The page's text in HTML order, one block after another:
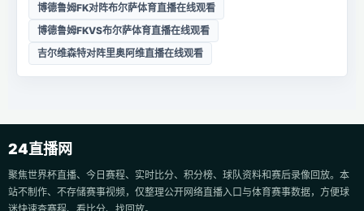
博德鲁姆FK对阵布尔萨体育直播在线观看
博德鲁姆FKVS布尔萨体育直播在线观看
吉尔维森特对阵里奥阿维直播在线观看
24直播网
聚焦世界杯直播、今日赛程、实时比分、积分榜、球队资料和赛后录像回放。本
站不制作、不存储赛事视频，仅整理公开网络直播入口与体育赛事数据，方便球